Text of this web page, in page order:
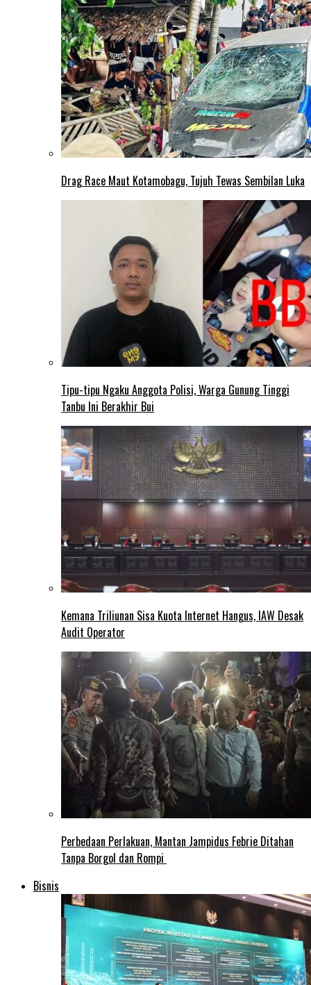
Drag Race Maut Kotamobagu, Tujuh Tewas Sembilan Luka
Tipu-tipu Ngaku Anggota Polisi, Warga Gunung Tinggi
Tanbu Ini Berakhir Bui
Kemana Triliunan Sisa Kuota Internet Hangus, IAW Desak
Audit Operator
Perbedaan Perlakuan, Mantan Jampidus Febrie Ditahan
Tanpa Borgol dan Rompi
Bisnis